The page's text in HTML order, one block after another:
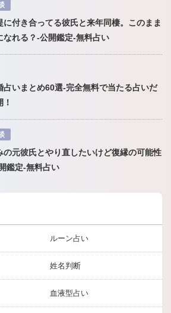
に付き合ってる彼氏と来年同棲。このまま
なれる？-公開鑑定-無料占い
占いまとめ60選-完全無料で当たる占いだ
の元彼氏とやり直したいけど復縁の可能性
鑑定-無料占い
ルーン占い
姓名判断
血液型占い